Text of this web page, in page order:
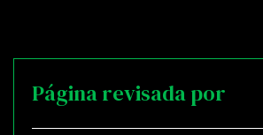
Página revisada por